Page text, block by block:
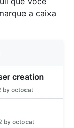
a caixa